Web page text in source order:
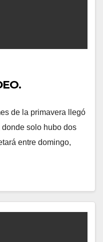
de la primavera llegó
solo hubo dos
entre domingo,